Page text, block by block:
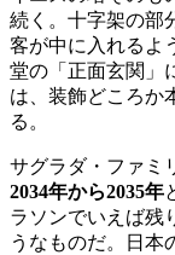
続く。十字架の部
客が中に入れるよ
堂の「正面玄関」
は、装飾どころか
る。
サグラダ・ファミ
2034年から2035年
ラソンでいえば残
うなものだ。日本